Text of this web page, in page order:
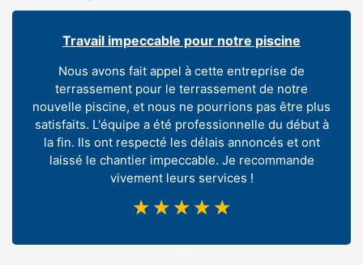
Travail impeccable pour notre piscine
Nous avons fait appel à cette entreprise de
terrassement pour le terrassement de notre
nouvelle piscine, et nous ne pourrions pas être plus
satisfaits. L'équipe a été professionnelle du début à
la fin. Ils ont respecté les délais annoncés et ont
laissé le chantier impeccable. Je recommande
vivement leurs services !
☆ ☆ ☆ ☆ ☆